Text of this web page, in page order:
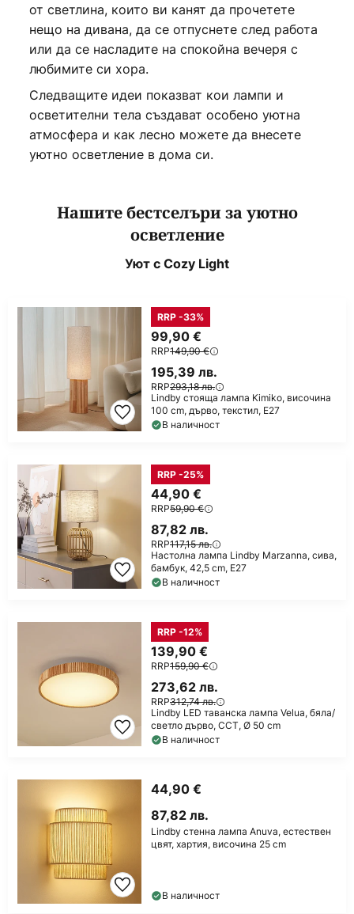
от светлина, които ви канят да прочетете
нещо на дивана, да се отпуснете след работа
или да се насладите на спокойна вечеря с
любимите си хора.
Следващите идеи показват кои лампи и
осветителни тела създават особено уютна
атмосфера и как лесно можете да внесете
уютно осветление в дома си.
Нашите бестселъри за уютно
осветление
Уют с Cozy Light
99,90 €
RRP149,90 €
195,39 лв.
RRP293,18 лв.
RRP -33%
Lindby стояща лампа Kimiko, височина
100 cm, дърво, текстил, E27
В наличност
44,90 €
RRP59,90 €
87,82 лв.
RRP117,15 лв.
RRP -25%
Настолна лампа Lindby Marzanna, сива,
бамбук, 42,5 cm, E27
В наличност
139,90 €
RRP159,90 €
273,62 лв.
RRP312,74 лв.
RRP -12%
Lindby LED таванска лампа Velua, бяла/
светло дърво, CCT, Ø 50 cm
В наличност
44,90 €
87,82 лв.
Lindby стенна лампа Anuva, естествен
цвят, хартия, височина 25 cm
В наличност